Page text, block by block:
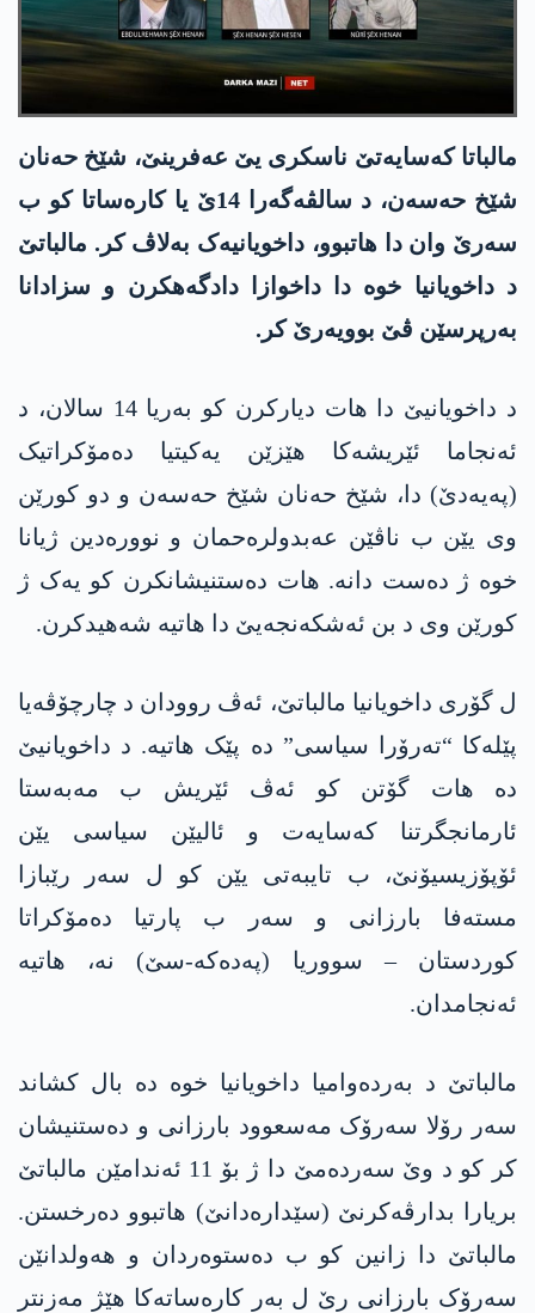
مالباتا کەسایەتێ ناسکری یێ عەفرینێ، شێخ حەنان
شێخ حەسەن، د سالڤەگەرا 14ێ یا کارەساتا کو ب
سەرێ وان دا ھاتبوو، داخویانیەک بەلاڤ کر. مالباتێ
د داخویانیا خوە دا داخوازا دادگەھکرن و سزادانا
بەرپرسێن ڤێ بوویەرێ کر.
د داخویانیێ دا ھات دیارکرن کو بەریا 14 سالان، د
ئەنجاما ئێریشەکا ھێزێن یەکیتیا دەمۆکراتیک
(پەیەدێ) دا، شێخ حەنان شێخ حەسەن و دو کورێن
وی یێن ب ناڤێن عەبدولرەحمان و نوورەدین ژیانا
خوە ژ دەست دانە. ھات دەستنیشانکرن کو یەک ژ
کورێن وی د بن ئەشکەنجەیێ دا ھاتیە شەھیدکرن.
ل گۆری داخویانیا مالباتێ، ئەڤ روودان د چارچۆڤەیا
پێلەکا “تەرۆرا سیاسی” دە پێک ھاتیە. د داخویانیێ
دە ھات گۆتن کو ئەڤ ئێریش ب مەبەستا
ئارمانجگرتنا کەسایەت و ئالیێن سیاسی یێن
ئۆپۆزیسیۆنێ، ب تایبەتی یێن کو ل سەر رێبازا
مستەفا بارزانی و سەر ب پارتیا دەمۆکراتا
کوردستان – سووریا (پەدەکە-سێ) نە، ھاتیە
ئەنجامدان.
مالباتێ د بەردەوامیا داخویانیا خوە دە بال کشاند
سەر رۆلا سەرۆک مەسعوود بارزانی و دەستنیشان
کر کو د وێ سەردەمێ دا ژ بۆ 11 ئەندامێن مالباتێ
بریارا بدارڤەکرنێ (سێدارەدانێ) ھاتبوو دەرخستن.
مالباتێ دا زانین کو ب دەستوەردان و ھەولدانێن
سەرۆک بارزانی رێ ل بەر کارەساتەکا هێژ مەزنتر